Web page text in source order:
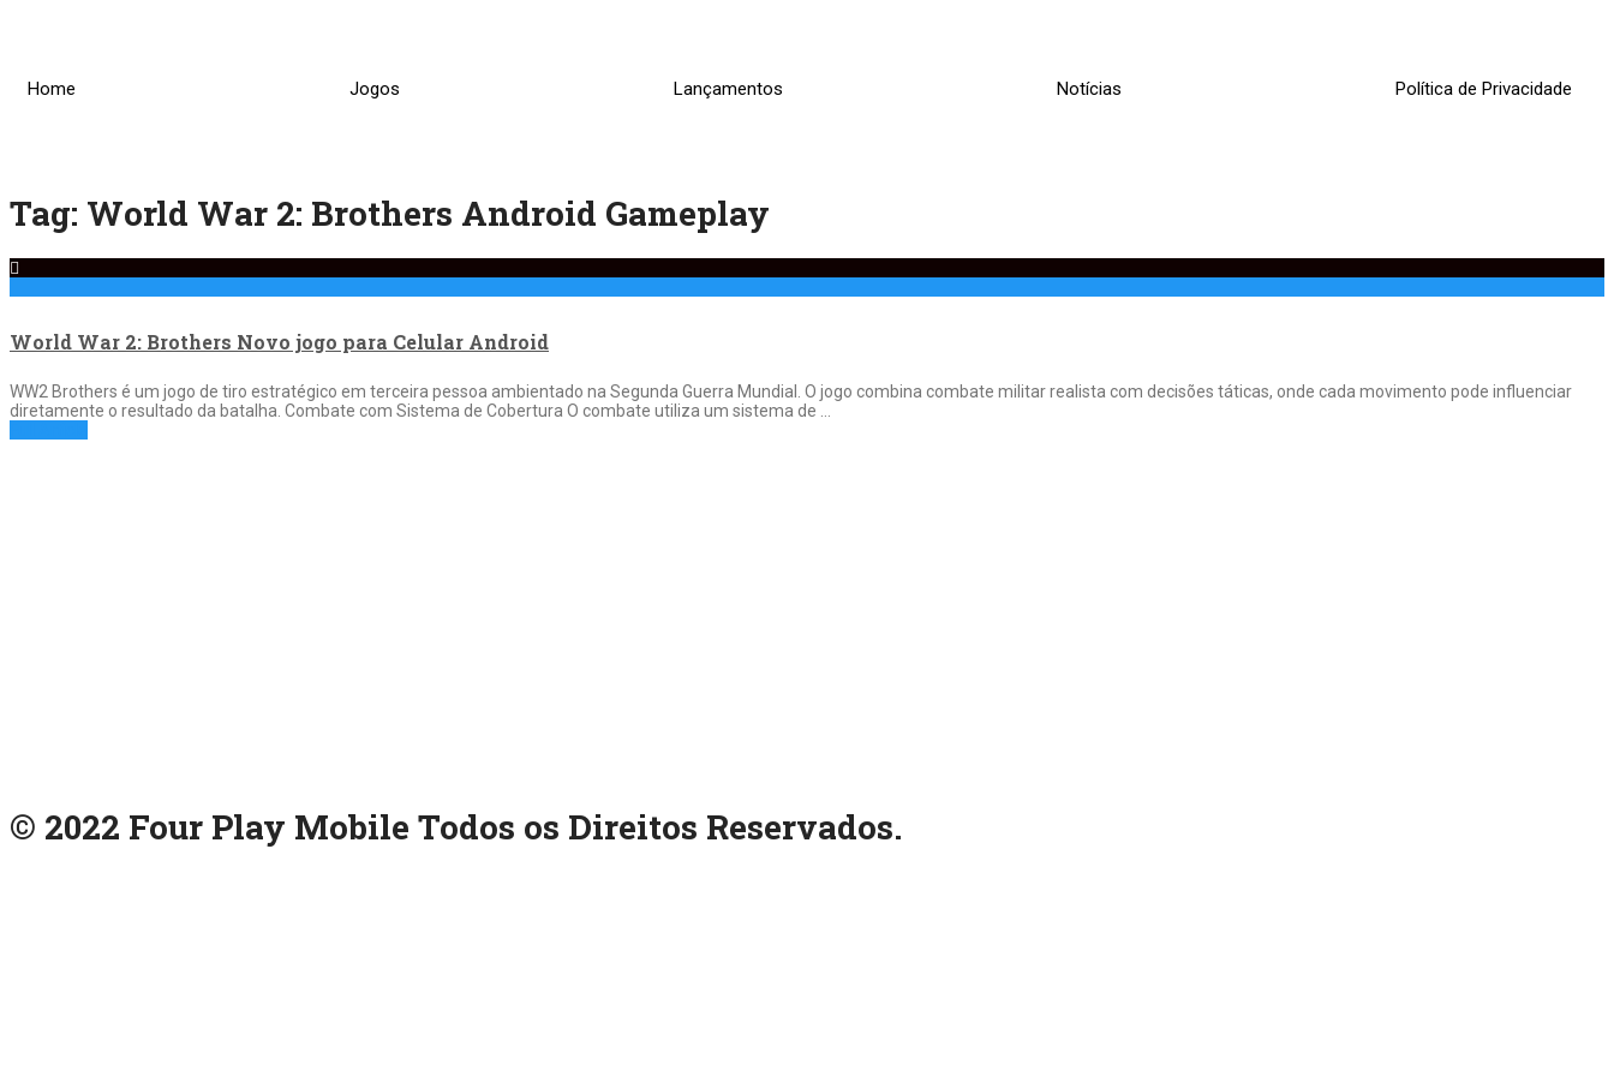
Home Jogos Lançamentos Notícias Política de Privacidade
Tag: World War 2: Brothers Android Gameplay
World War 2: Brothers Novo jogo para Celular Android
WW2 Brothers é um jogo de tiro estratégico em terceira pessoa ambientado na Segunda Guerra Mundial. O jogo combina combate militar realista com decisões táticas, onde cada movimento pode influenciar
diretamente o resultado da batalha. Combate com Sistema de Cobertura O combate utiliza um sistema de …
© 2022 Four Play Mobile Todos os Direitos Reservados.